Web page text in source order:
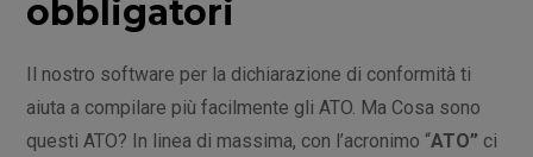
obbligatori
Il nostro software per la dichiarazione di conformità ti
aiuta a compilare più facilmente gli ATO. Ma Cosa sono
questi ATO? In linea di massima, con l’acronimo “ATO” ci